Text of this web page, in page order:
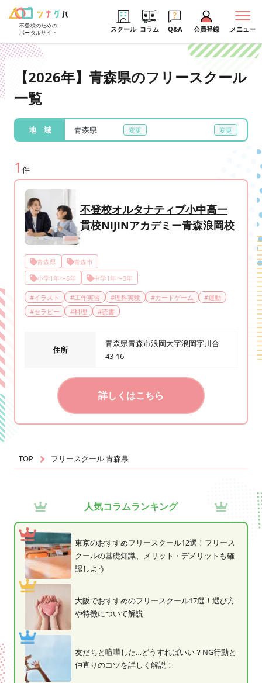
不登校のための
ポータルサイト
スクール コラム Q&A 会員登録 メニュー
【2026年】青森県のフリースクール
一覧
地 域 青森県
1 件
不登校オルタナティブ小中高一
貫校NIJINアカデミー青森浪岡校
青森県
青森市
小学1年〜6年
中学1年〜3年
#イラスト #工作実習 #理科実験 #カードゲーム #運動
#セラピー #料理 #読書
住所
青森県青森市浪岡大字浪岡字川合
43-16
詳しくはこちら
TOP フリースクール 青森県
人気コラムランキング
東京のおすすめフリースクール12選！フリース
クールの基礎知識、メリット・デメリットも確
認しよう
大阪でおすすめのフリースクール17選！選び方
や特徴について解説
友だちと喧嘩した…どうすればいい？NG行動と
仲直りのコツを詳しく解説！